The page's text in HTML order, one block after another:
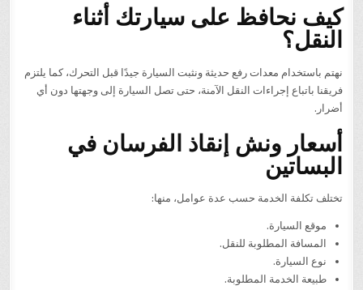
كيف نحافظ على سيارتك أثناء
النقل؟
نهتم باستخدام معدات رفع حديثة ونثبت السيارة جيدًا قبل التحرك، كما يلتزم
فريقنا باتباع إجراءات النقل الآمنة، حتى تصل السيارة إلى وجهتها دون أي
أضرار.
أسعار ونش إنقاذ الفرسان في
البساتين
تختلف تكلفة الخدمة حسب عدة عوامل، منها:
موقع السيارة.
المسافة المطلوبة للنقل.
نوع السيارة.
طبيعة الخدمة المطلوبة.